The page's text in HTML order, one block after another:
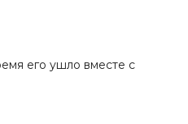
его ушло вместе с